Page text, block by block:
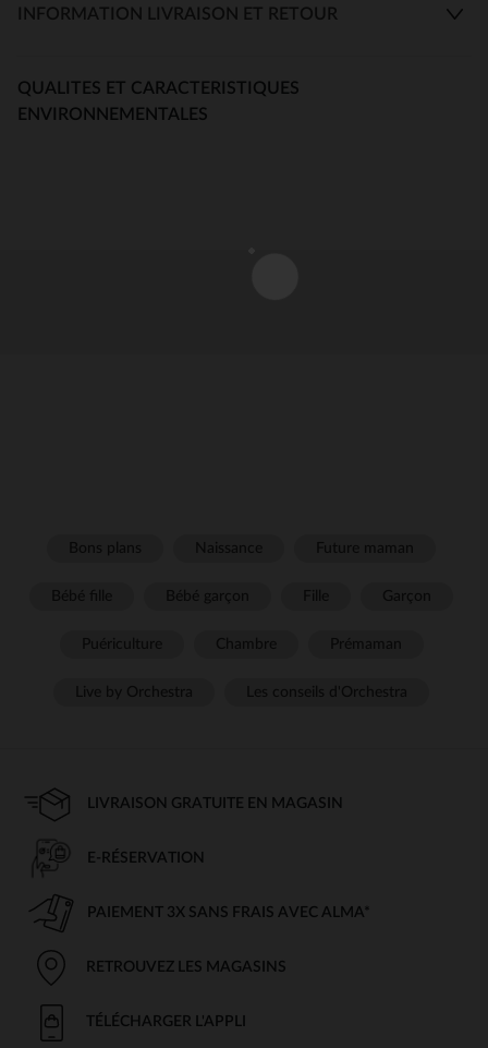
INFORMATION LIVRAISON ET RETOUR
QUALITES ET CARACTERISTIQUES
ENVIRONNEMENTALES
LIVRAISON GRATUITE EN MAGASIN
E-RÉSERVATION
PAIEMENT 3X SANS FRAIS AVEC ALMA*
RETROUVEZ LES MAGASINS
TÉLÉCHARGER L'APPLI